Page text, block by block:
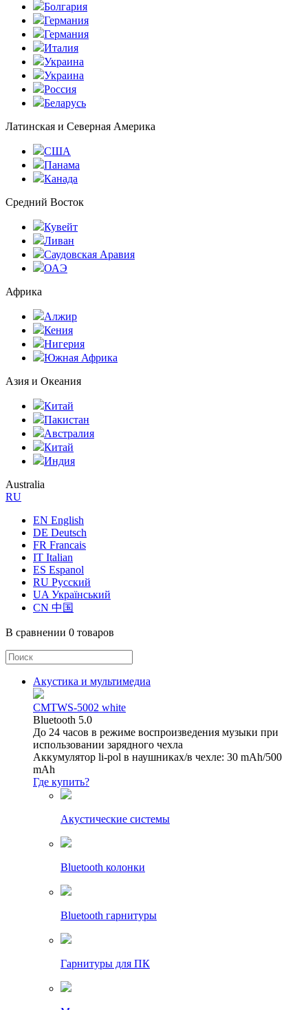
Болгария
Германия
Германия
Италия
Украина
Украина
Россия
Беларусь
Латинская и Северная Америка
США
Панама
Канада
Средний Восток
Кувейт
Ливан
Саудовская Аравия
ОАЭ
Африка
Алжир
Кения
Нигерия
Южная Африка
Азия и Океания
Китай
Пакистан
Австралия
Китай
Индия
Australia
RU
EN English
DE Deutsch
FR Francais
IT Italian
ES Espanol
RU Русский
UA Український
CN 中国
В сравнении 0 товаров
Акустика и мультимедиа
CMTWS-5002 white
Bluetooth 5.0
До 24 часов в режиме воспроизведения музыки при
использовании зарядного чехла
Аккумулятор li-pol в наушниках/в чехле: 30 mAh/500
mAh
Где купить?
Акустические системы
Bluetooth колонки
Bluetooth гарнитуры
Гарнитуры для ПК